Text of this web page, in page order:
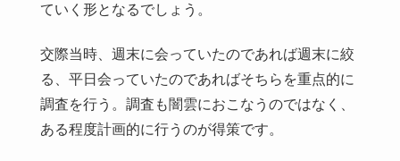
ていく形となるでしょう。
交際当時、週末に会っていたのであれば週末に絞
る、平日会っていたのであればそちらを重点的に
調査を行う。調査も闇雲におこなうのではなく、
ある程度計画的に行うのが得策です。